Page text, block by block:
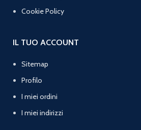
Cookie Policy
IL TUO ACCOUNT
Sitemap
Profilo
I miei ordini
I miei indirizzi